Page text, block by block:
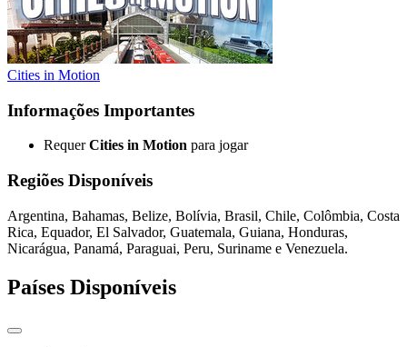
Cities in Motion
Informações Importantes
RequerCities in Motion para jogar
Regiões Disponíveis
Argentina, Bahamas, Belize, Bolívia, Brasil, Chile, Colômbia, Costa
Rica, Equador, El Salvador, Guatemala, Guiana, Honduras,
Nicarágua, Panamá, Paraguai, Peru, Suriname e Venezuela.
Países Disponíveis